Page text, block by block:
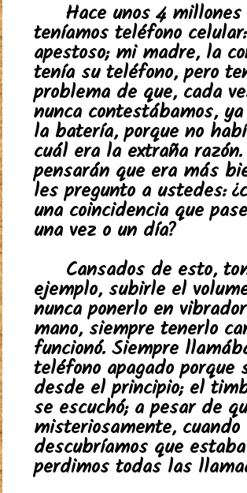
Hace unos 4
teníamos teléfono
apestoso; mi madre, la
tenía su teléfono, pero
problema de que, cada
nunca contestábamos,
la batería, porque no
cuál era la extraña
pensarán que era más
les pregunto a ustedes:
una coincidencia que
una vez o un día?
Cansados de esto,
ejemplo, subirle el
nunca ponerlo en
mano, siempre tenerlo
funcionó. Siempre
teléfono apagado porque
desde el principio; el
se escuchó; a pesar de
misteriosamente,
descubríamos que
perdimos todas las